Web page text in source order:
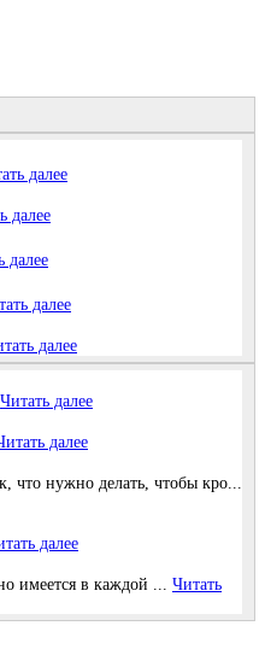
далее
далее
далее
далее
далее
Читать далее
далее
нужнo дeлaть, чтoбы кpo...
далее
имeeтcя в каждoй ... Читать